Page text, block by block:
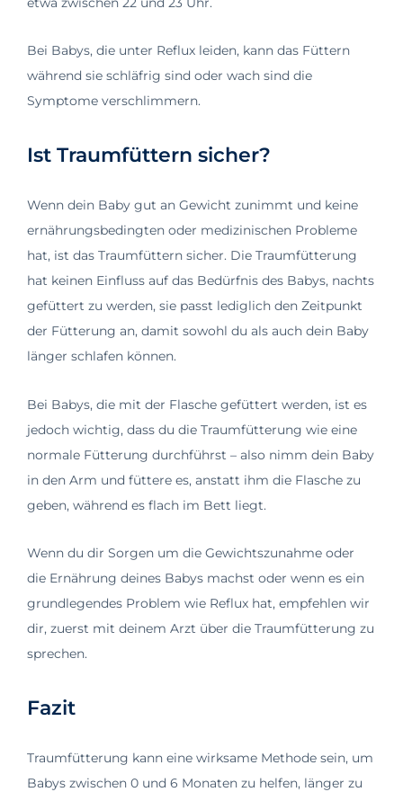
Bei Babys, die unter Reflux leiden, kann das Füttern
während sie schläfrig sind oder wach sind die
Symptome verschlimmern.
Ist Traumfüttern sicher?
Wenn dein Baby gut an Gewicht zunimmt und keine
ernährungsbedingten oder medizinischen Probleme
hat, ist das Traumfüttern sicher. Die Traumfütterung
hat keinen Einfluss auf das Bedürfnis des Babys, nachts
gefüttert zu werden, sie passt lediglich den Zeitpunkt
der Fütterung an, damit sowohl du als auch dein Baby
länger schlafen können.
Bei Babys, die mit der Flasche gefüttert werden, ist es
jedoch wichtig, dass du die Traumfütterung wie eine
normale Fütterung durchführst – also nimm dein Baby
in den Arm und füttere es, anstatt ihm die Flasche zu
geben, während es flach im Bett liegt.
Wenn du dir Sorgen um die Gewichtszunahme oder
die Ernährung deines Babys machst oder wenn es ein
grundlegendes Problem wie Reflux hat, empfehlen wir
dir, zuerst mit deinem Arzt über die Traumfütterung zu
sprechen.
Fazit
Traumfütterung kann eine wirksame Methode sein, um
Babys zwischen 0 und 6 Monaten zu helfen, länger zu